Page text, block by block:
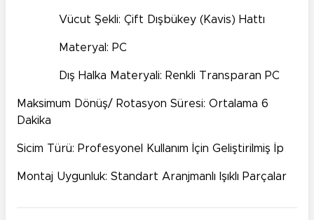
Vücut Şekli: Çift Dışbükey (Kavis) Hattı
Materyal: PC
Dış Halka Materyali: Renkli Transparan PC
Maksimum Dönüş/ Rotasyon Süresi: Ortalama 6
Dakika
Sicim Türü: Profesyonel Kullanım İçin Geliştirilmiş İp
Montaj Uygunluk: Standart Aranjmanlı Işıklı Parçalar